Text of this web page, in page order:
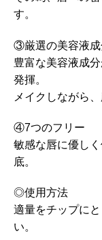
す。
③厳選の美容液成
豊富な美容液成
発揮。
メイクしながら
④7つのフリー
敏感な唇に優し
底。
◎使用方法
適量をチップに
い。